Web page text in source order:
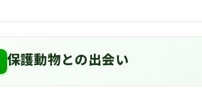
保護動物との出会い